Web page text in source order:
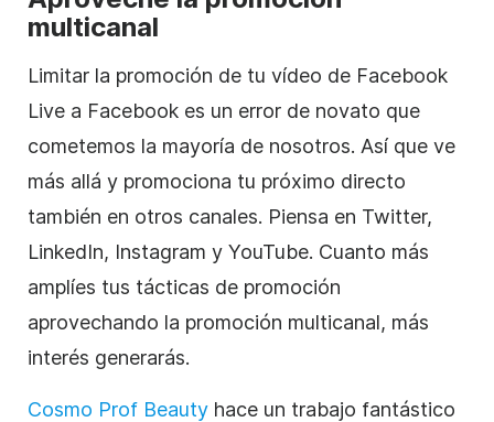
multicanal
Limitar la promoción de tu vídeo de Facebook
Live a Facebook es un error de novato que
cometemos la mayoría de nosotros. Así que ve
más allá y promociona tu próximo directo
también en otros canales. Piensa en Twitter,
LinkedIn, Instagram y YouTube. Cuanto más
amplíes tus tácticas de promoción
aprovechando la promoción multicanal, más
interés generarás.
Cosmo Prof Beauty hace un trabajo fantástico